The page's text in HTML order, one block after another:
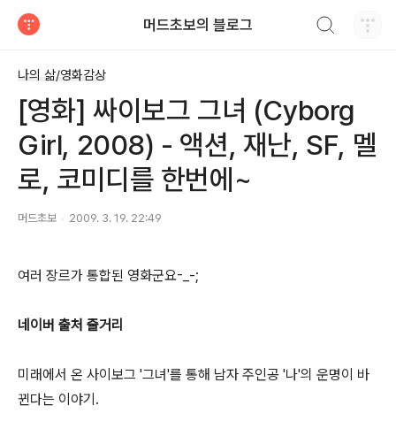
머드초보의 블로그
나의 삶/영화감상
[영화] 싸이보그 그녀 (Cyborg
Girl, 2008) - 액션, 재난, SF, 멜
로, 코미디를 한번에~
머드초보 2009. 3. 19. 22:49
여러 장르가 통합된 영화군요-_-;
네이버 출처 줄거리
미래에서 온 사이보그 '그녀'를 통해 남자 주인공 '나'의 운명이 바
뀐다는 이야기.